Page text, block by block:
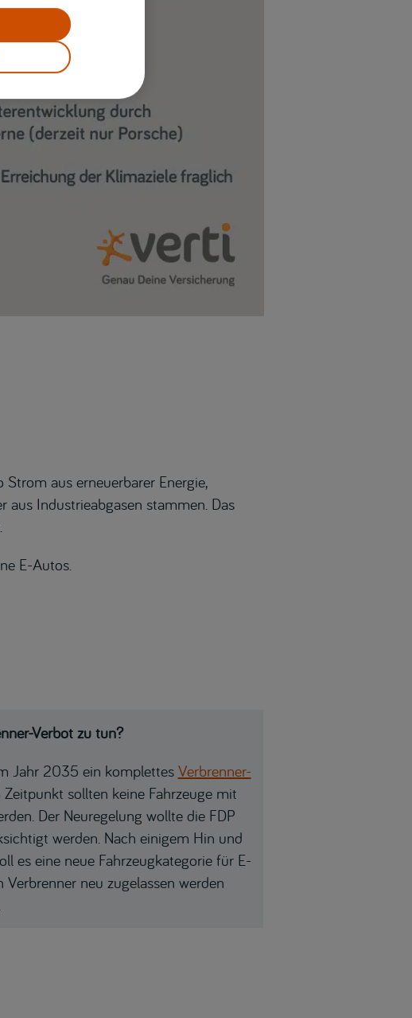
aus erneuerbarer Energie,
aus Industrieabgasen stammen. Das
E-Autos.
Verbot zu tun?
Jahr 2035 ein komplettes Verbrenner-
Zeitpunkt sollten keine Fahrzeuge mit
Der Neuregelung wollte die FDP
werden. Nach einigem Hin und
es eine neue Fahrzeugkategorie für E-
neu zugelassen werden